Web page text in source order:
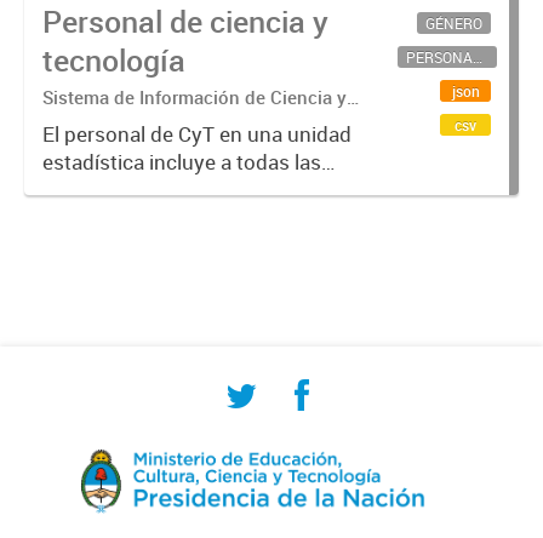
Personal de ciencia y
tecnología
Sistema de Información de Ciencia y
Tecnología Argentino (SICYTAR)
El personal de CyT en una unidad
estadística incluye a todas las
personas involucradas
GÉNERO
PERSONAL CIENTÍFICO-TECNOLÓGICO
json
csv